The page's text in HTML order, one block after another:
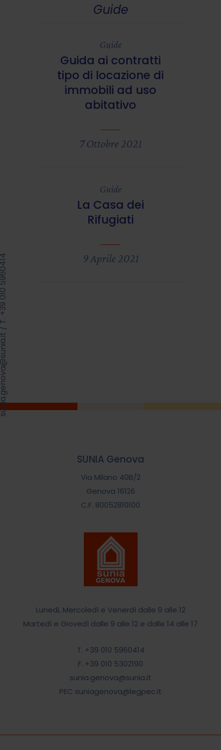
Guide
Guide
Guida ai contratti
tipo di locazione di
immobili ad uso
abitativo
7 Ottobre 2021
Guide
La Casa dei
Rifugiati
9 Aprile 2021
SUNIA Genova
Via Milano 40B/2
Genova 16126
C.F. 80052810100
Lunedi, Mercoledì e Venerdì dalle 9 alle 12
Martedì e Giovedì dalle 9 alle 12 e dalle 14 alle 17
T. +39 010 5960414
F. +39 010 5302190
sunia.genova@sunia.it
PEC suniagenova@legpec.it